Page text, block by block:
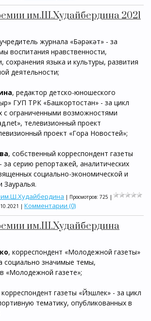
им.Ш.Худайбердина 2021
журнала «Бәрәкәт» - за
воспитания нравственности,
сохранения языка и культуры, развития
деятельности;
, редактор детско-юношеского
ГУП ТРК «Башкортостан» - за цикл
с ограниченными возможностями
телевизионный проект
проект «Гора Новостей»;
, собственный корреспондент газеты
за серию репортажей, аналитических
социально-экономической и
Зауралья.
| Просмотров: 725 |
| Комментарии (0)
им.Ш.Худайбердина
, корреспондент «Молодежной газеты»
социально значимые темы,
«Молодежной газете»;
корреспондент газеты «Йэшлек» - за цикл
тематику, опубликованных в